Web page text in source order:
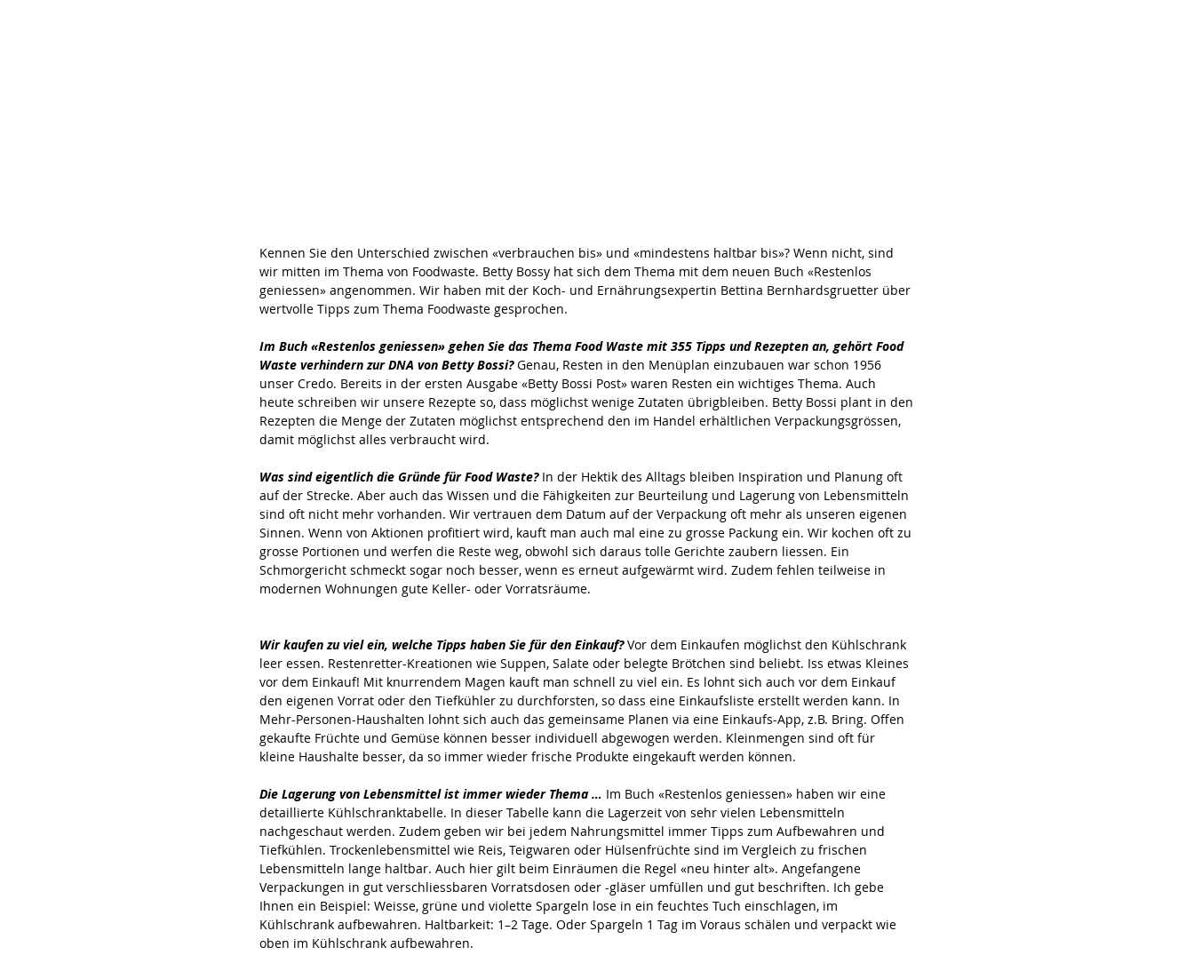
Kennen Sie den Unterschied zwischen «verbrauchen bis» und «mindestens haltbar bis»? Wenn nicht, sind
wir mitten im Thema von Foodwaste. Betty Bossy hat sich dem Thema mit dem neuen Buch «Restenlos
geniessen» angenommen. Wir haben mit der Koch- und Ernährungsexpertin Bettina Bernhardsgruetter über
wertvolle Tipps zum Thema Foodwaste gesprochen.
Im Buch «Restenlos geniessen» gehen Sie das Thema Food Waste mit 355 Tipps und Rezepten an, gehört Food
Waste verhindern zur DNA von Betty Bossi? Genau, Resten in den Menüplan einzubauen war schon 1956
unser Credo. Bereits in der ersten Ausgabe «Betty Bossi Post» waren Resten ein wichtiges Thema. Auch
heute schreiben wir unsere Rezepte so, dass möglichst wenige Zutaten übrigbleiben. Betty Bossi plant in den
Rezepten die Menge der Zutaten möglichst entsprechend den im Handel erhältlichen Verpackungsgrössen,
damit möglichst alles verbraucht wird.
Was sind eigentlich die Gründe für Food Waste? In der Hektik des Alltags bleiben Inspiration und Planung oft
auf der Strecke. Aber auch das Wissen und die Fähigkeiten zur Beurteilung und Lagerung von Lebensmitteln
sind oft nicht mehr vorhanden. Wir vertrauen dem Datum auf der Verpackung oft mehr als unseren eigenen
Sinnen. Wenn von Aktionen profitiert wird, kauft man auch mal eine zu grosse Packung ein. Wir kochen oft zu
grosse Portionen und werfen die Reste weg, obwohl sich daraus tolle Gerichte zaubern liessen. Ein
Schmorgericht schmeckt sogar noch besser, wenn es erneut aufgewärmt wird. Zudem fehlen teilweise in
modernen Wohnungen gute Keller- oder Vorratsräume.
Wir kaufen zu viel ein, welche Tipps haben Sie für den Einkauf? Vor dem Einkaufen möglichst den Kühlschrank
leer essen. Restenretter-Kreationen wie Suppen, Salate oder belegte Brötchen sind beliebt. Iss etwas Kleines
vor dem Einkauf! Mit knurrendem Magen kauft man schnell zu viel ein. Es lohnt sich auch vor dem Einkauf
den eigenen Vorrat oder den Tiefkühler zu durchforsten, so dass eine Einkaufsliste erstellt werden kann. In
Mehr-Personen-Haushalten lohnt sich auch das gemeinsame Planen via eine Einkaufs-App, z.B. Bring. Offen
gekaufte Früchte und Gemüse können besser individuell abgewogen werden. Kleinmengen sind oft für
kleine Haushalte besser, da so immer wieder frische Produkte eingekauft werden können.
Die Lagerung von Lebensmittel ist immer wieder Thema … Im Buch «Restenlos geniessen» haben wir eine
detaillierte Kühlschranktabelle. In dieser Tabelle kann die Lagerzeit von sehr vielen Lebensmitteln
nachgeschaut werden. Zudem geben wir bei jedem Nahrungsmittel immer Tipps zum Aufbewahren und
Tiefkühlen. Trockenlebensmittel wie Reis, Teigwaren oder Hülsenfrüchte sind im Vergleich zu frischen
Lebensmitteln lange haltbar. Auch hier gilt beim Einräumen die Regel «neu hinter alt». Angefangene
Verpackungen in gut verschliessbaren Vorratsdosen oder -gläser umfüllen und gut beschriften. Ich gebe
Ihnen ein Beispiel: Weisse, grüne und violette Spargeln lose in ein feuchtes Tuch einschlagen, im
Kühlschrank aufbewahren. Haltbarkeit: 1–2 Tage. Oder Spargeln 1 Tag im Voraus schälen und verpackt wie
oben im Kühlschrank aufbewahren.